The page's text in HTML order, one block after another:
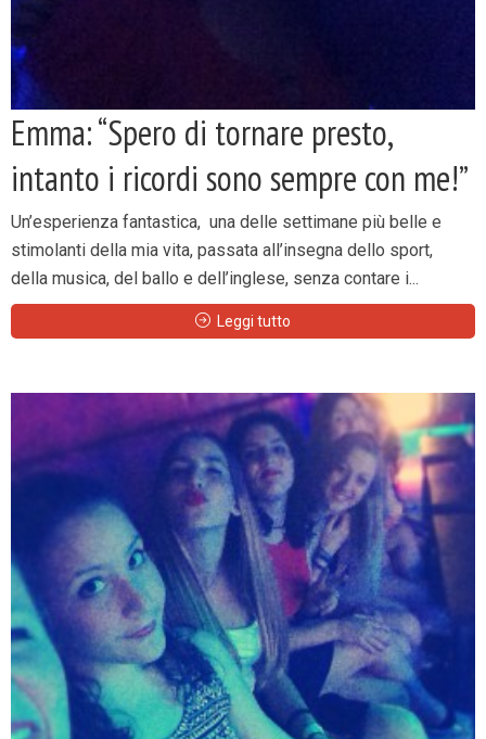
Emma: “Spero di tornare presto,
intanto i ricordi sono sempre con me!”
Un’esperienza fantastica, una delle settimane più belle e
stimolanti della mia vita, passata all’insegna dello sport,
della musica, del ballo e dell’inglese, senza contare i...
Leggi tutto